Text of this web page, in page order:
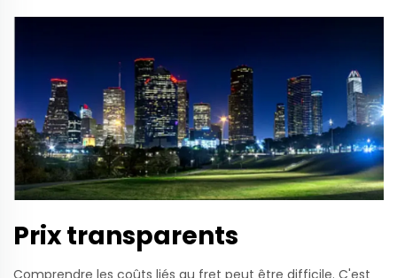
Prix transparents